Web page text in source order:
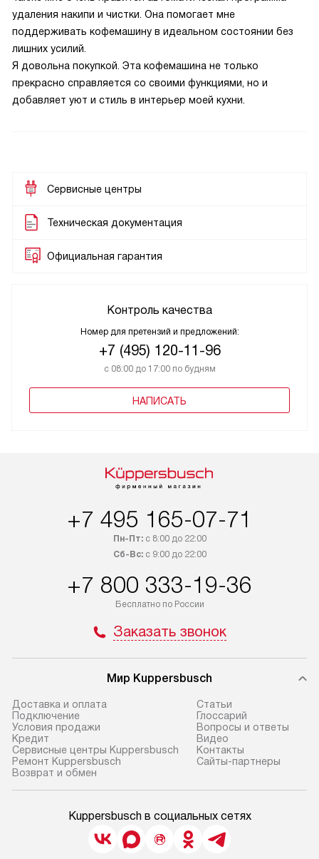
удаления накипи и чистки. Она помогает мне
поддерживать кофемашину в идеальном состоянии без
лишних усилий.
Я довольна покупкой. Эта кофемашина не только
прекрасно справляется со своими функциями, но и
добавляет уют и стиль в интерьер моей кухни.
Сервисные центры
Техническая документация
Официальная гарантия
Контроль качества
Номер для претензий и предложений:
+7 (495) 120-11-96
с 08:00 до 17:00 по будням
НАПИСАТЬ
+7 495 165-07-71
Пн-Пт:с 8:00 до 22:00
Сб-Вс:с 9:00 до 22:00
+7 800 333-19-36
Бесплатно по России
Заказать звонок
Мир Kuppersbusch
Доставка и оплата
Подключение
Условия продажи
Кредит
Сервисные центры Kuppersbusch
Ремонт Kuppersbusch
Возврат и обмен
Cтатьи
Глоссарий
Вопросы и ответы
Видео
Контакты
Сайты-партнеры
Kuppersbusch в социальных сетях